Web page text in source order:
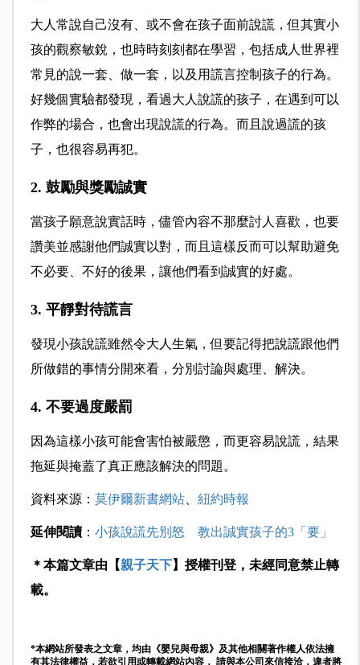
大人常說自己沒有、或不會在孩子面前說謊，但其實小
孩的觀察敏銳，也時時刻刻都在學習，包括成人世界裡
常見的說一套、做一套，以及用謊言控制孩子的行為。
好幾個實驗都發現，看過大人說謊的孩子，在遇到可以
作弊的場合，也會出現說謊的行為。而且說過謊的孩
子，也很容易再犯。
2. 鼓勵與獎勵誠實
當孩子願意說實話時，儘管內容不那麼討人喜歡，也要
讚美並感謝他們誠實以對，而且這樣反而可以幫助避免
不必要、不好的後果，讓他們看到誠實的好處。
3. 平靜對待謊言
發現小孩說謊雖然令大人生氣，但要記得把說謊跟他們
所做錯的事情分開來看，分別討論與處理、解決。
4. 不要過度嚴罰
因為這樣小孩可能會害怕被嚴懲，而更容易說謊，結果
拖延與掩蓋了真正應該解決的問題。
資料來源： 莫伊爾新書網站、 紐約時報
延伸閱讀： 小孩說謊先別怒 教出誠實孩子的3「要」
＊本篇文章由【親子天下】授權刊登，未經同意禁止轉
載。
*本網站所發表之文章，均由《嬰兒與母親》及其他相關著作權人依法擁
有其法律權益，若欲引用或轉載網站內容， 請與本公司來信接洽，違者將